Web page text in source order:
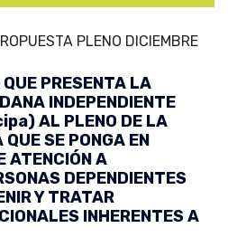
PLENO DICIEMBRE
PRESENTA LA
INDEPENDIENTE
AL PLENO DE LA
SE PONGA EN
ATENCIÓN A
DEPENDIENTES
Y TRATAR
INHERENTES A